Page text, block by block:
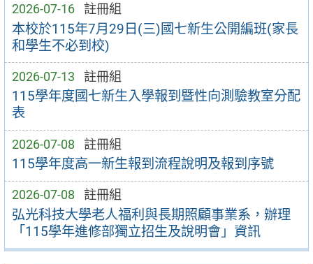
2026-07-16 註冊組
本校於115年7月29日(三)國七新生公開編班(家長
和學生不必到校)
2026-07-13 註冊組
115學年度國七新生入學報到暨性向測驗教室分配
表
2026-07-08 註冊組
115學年度高一新生報到流程說明及報到序號
2026-07-08 註冊組
弘光科技大學老人福利與長期照顧事業系，辦理
「115學年進修部獨立招生及說明會」資訊